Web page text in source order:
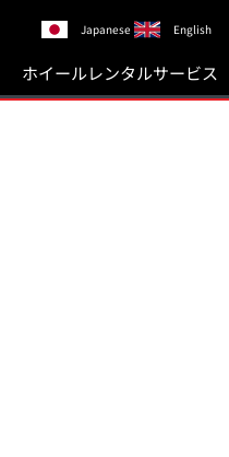
Japanese English
ホイールレンタルサービス